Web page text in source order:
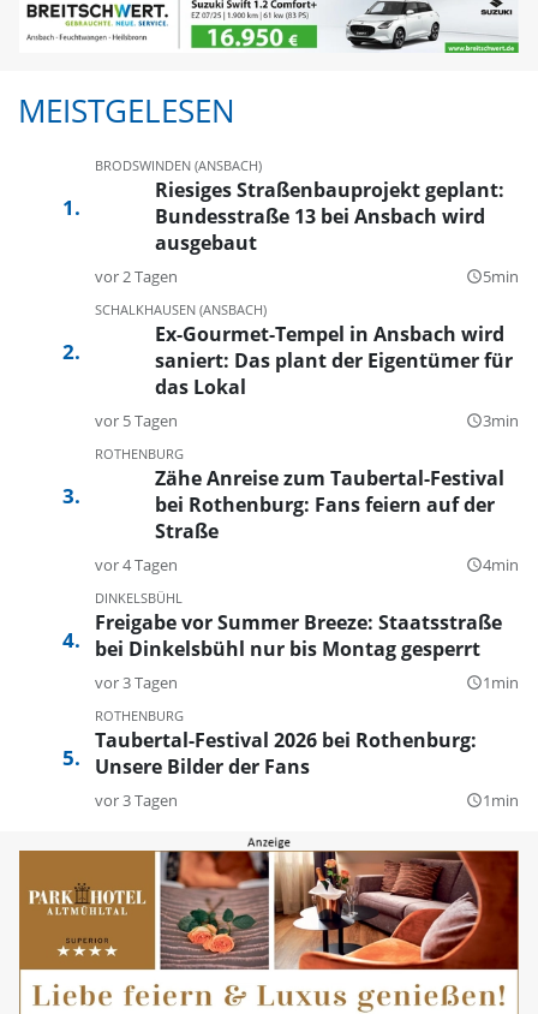
MEISTGELESEN
BRODSWINDEN (ANSBACH)
Riesiges Straßenbauprojekt geplant:
Bundesstraße 13 bei Ansbach wird
ausgebaut
vor 2 Tagen query_builder5min
SCHALKHAUSEN (ANSBACH)
Ex-Gourmet-Tempel in Ansbach wird
saniert: Das plant der Eigentümer für
das Lokal
vor 5 Tagen query_builder3min
ROTHENBURG
Zähe Anreise zum Taubertal-Festival
bei Rothenburg: Fans feiern auf der
Straße
vor 4 Tagen query_builder4min
DINKELSBÜHL
Freigabe vor Summer Breeze: Staatsstraße
bei Dinkelsbühl nur bis Montag gesperrt
vor 3 Tagen query_builder1min
ROTHENBURG
Taubertal-Festival 2026 bei Rothenburg:
Unsere Bilder der Fans
vor 3 Tagen query_builder1min